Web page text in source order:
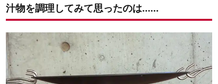
汁物を調理してみて思ったのは……